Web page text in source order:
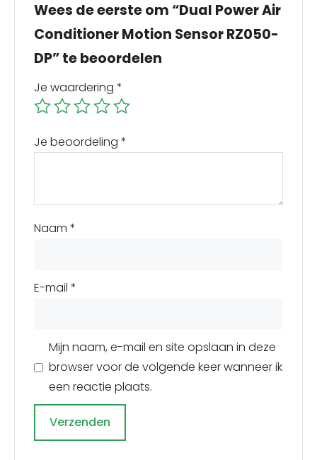
Wees de eerste om “Dual Power Air
Conditioner Motion Sensor RZ050-
DP” te beoordelen
Je waardering *
Je beoordeling *
Naam *
E-mail *
Mijn naam, e-mail en site opslaan in deze
browser voor de volgende keer wanneer ik
een reactie plaats.